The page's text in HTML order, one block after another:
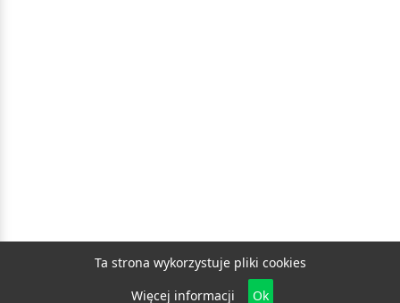
Ta strona wykorzystuje pliki cookies
Więcej informacji
Ok